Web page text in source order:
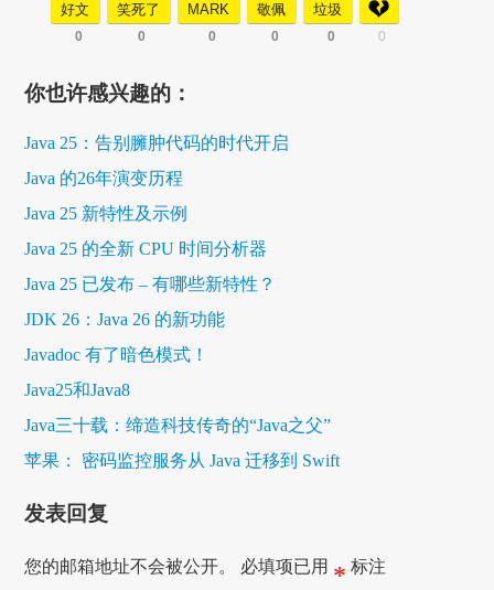
好文
0
笑死了
0
MARK
0
敬佩
0
垃圾
0 0
你也许感兴趣的：
Java 25：告别臃肿代码的时代开启
Java 的26年演变历程
Java 25 新特性及示例
Java 25 的全新 CPU 时间分析器
Java 25 已发布 – 有哪些新特性？
JDK 26：Java 26 的新功能
Javadoc 有了暗色模式！
Java25和Java8
Java三十载：缔造科技传奇的“Java之父”
苹果： 密码监控服务从 Java 迁移到 Swift
发表回复
您的邮箱地址不会被公开。 必填项已用 * 标注